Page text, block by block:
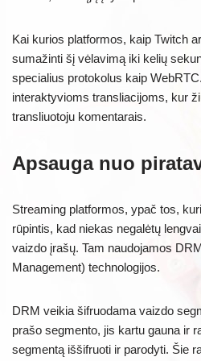
Kai kurios platformos, kaip Twitch
sumažinti šį vėlavimą iki kelių
specialius protokolus kaip
interaktyvioms transliacijoms, kur
transliuotoju komentarais.
Apsauga nuo
Streaming platformos, ypač tos,
rūpintis, kad niekas negalėtų
vaizdo įrašų. Tam naudojamos
Management) technologijos.
DRM veikia šifruodama vaizdo
prašo segmento, jis kartu gauna ir
segmentą iššifruoti ir parodyti. Šie